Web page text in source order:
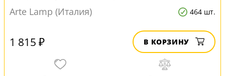
Arte Lamp (Италия)
464 шт.
1 815 ₽ В КОРЗИНУ